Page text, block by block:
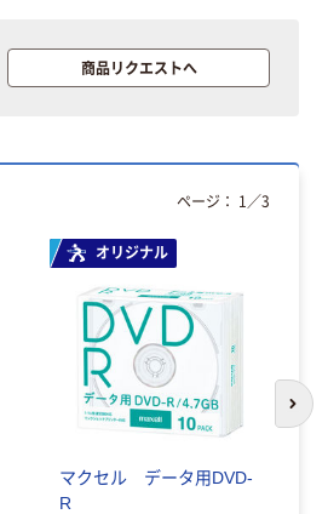
商品リクエストへ
オリジナル
マクセル データ用DVD-
R
ページ： 1 ／3
次